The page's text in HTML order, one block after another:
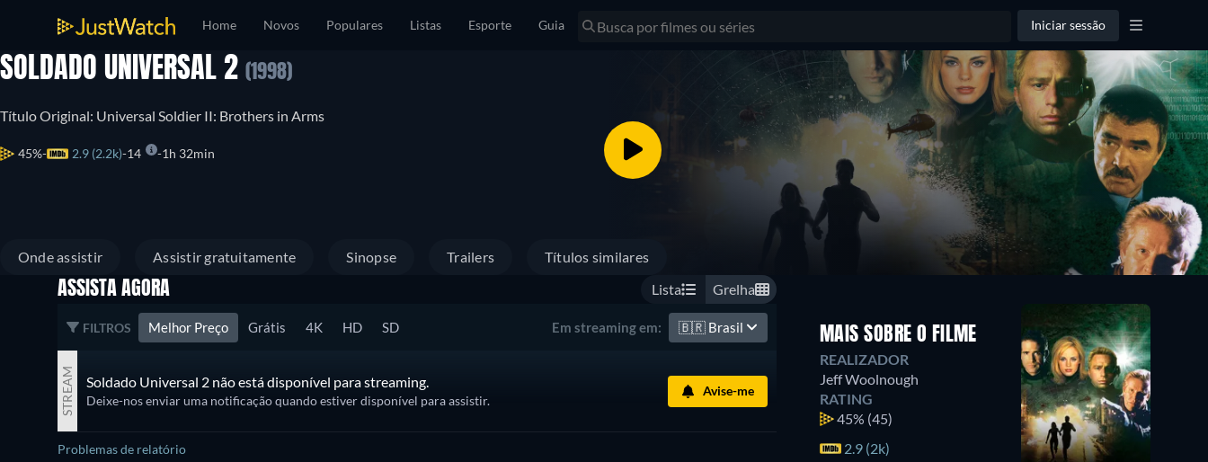
Home Novos Populares Listas Esporte Guia Iniciar sessão
SOLDADO UNIVERSAL 2 (1998)
Título Original: Universal Soldier II: Brothers in Arms
45% 2.9 (2.2k) 14 1h 32min
Onde assistir Assistir gratuitamente Sinopse Trailers Títulos similares
ASSISTA AGORA Lista Grelha
FILTROS Melhor Preço Grátis 4K HD SD Em streaming em: 🇧🇷 Brasil
STREAM Soldado Universal 2 não está disponível para streaming.
Deixe-nos enviar uma notificação quando estiver disponível para assistir.
Avise-me
Problemas de relatório
MAIS SOBRE O FILME
REALIZADOR
Jeff Woolnough
RATING
45% (45)
2.9 (2k)